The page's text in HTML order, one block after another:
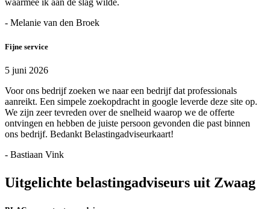
waarmee ik aan de slag wilde.
- Melanie van den Broek
Fijne service
5 juni 2026
Voor ons bedrijf zoeken we naar een bedrijf dat professionals
aanreikt. Een simpele zoekopdracht in google leverde deze site op.
We zijn zeer tevreden over de snelheid waarop we de offerte
ontvingen en hebben de juiste persoon gevonden die past binnen
ons bedrijf. Bedankt Belastingadviseurkaart!
- Bastiaan Vink
Uitgelichte belastingadviseurs uit Zwaag